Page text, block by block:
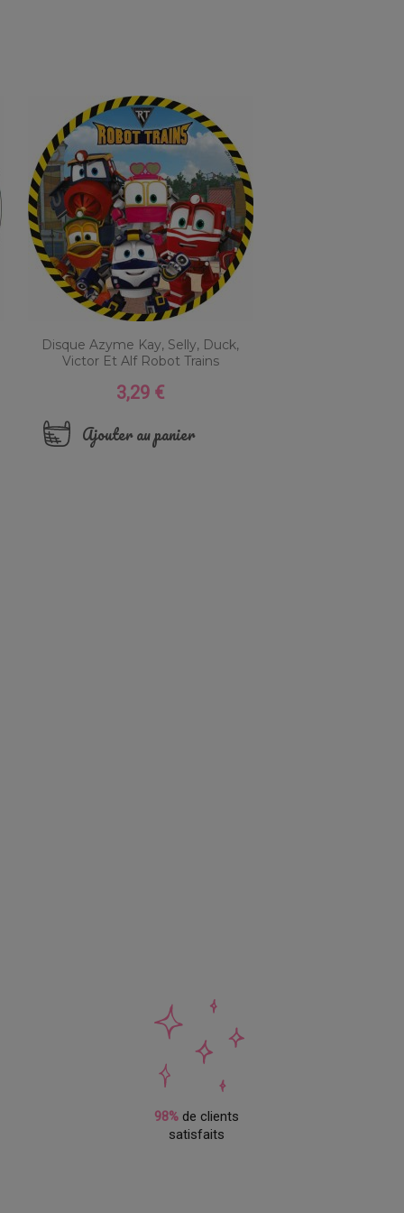
Disque Azyme Kay, Selly, Duck,
Victor Et Alf Robot Trains
Prix
3,29 €
Ajouter au panier
98% de clients
satisfaits